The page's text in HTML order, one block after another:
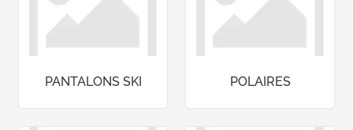
PANTALONS SKI POLAIRES